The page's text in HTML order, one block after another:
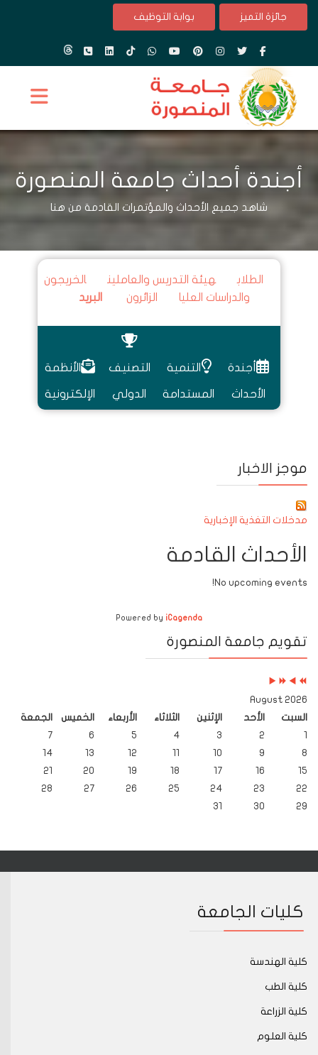
جائزة التميز بوابة التوظيف
أجندة أحداث جامعة المنصورة
شاهد جميع الأحداث والمؤتمرات القادمة من هنا
الطلاب هيئة التدريس والعاملين
الخريجون
والدراسات العليا
الزائرون البريد
أجندة
الأحداث
التنمية
المستدامة
التصنيف
الدولي
الأنظمة
الإلكترونية
موجز الاخبار
مدخلات التغذية الإخبارية
الأحداث القادمة
No upcoming events!
Powered by iCagenda
تقويم جامعة المنصورة
Previous
Previous
2026 August
السبت
الأحد الإثنين الثلاثاء الأربعاء الخميس
الجمعة
1
2
3
4
5
6
7
8
9
10
11
12
13
14
15
16
17
18
19
20
21
22
23
24
25
26
27
28
29
30
31
كليات الجامعة
كلية الهندسة
كلية الطب
كلية الزراعة
كلية العلوم